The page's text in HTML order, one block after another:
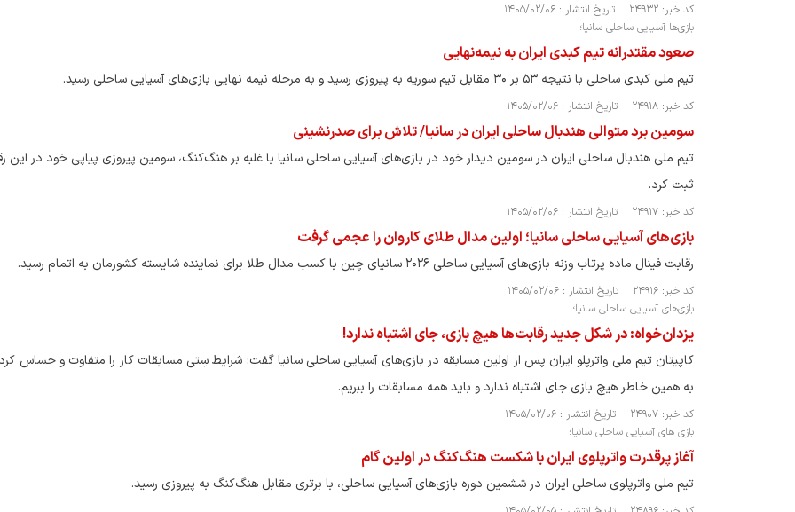
کد خبر: ۲۴۹۳۲ تاریخ انتشار : ۱۴۰۵/۰۲/۰۶
بازی‌ها آسیایی ساحلی سانیا؛
صعود مقتدرانه تیم کبدی ایران به نیمه‌نهایی
تیم ملی کبدی ساحلی با نتیجه ۵۳ بر ۳۰ مقابل تیم سوریه به پیروزی رسید و به مرحله نیمه نهایی بازی‌های آسیایی ساحلی رسید.
کد خبر: ۲۴۹۱۸ تاریخ انتشار : ۱۴۰۵/۰۲/۰۶
سومین برد متوالی هندبال ساحلی ایران در سانیا/ تلاش برای صدرنشینی
تیم ملی هندبال ساحلی ایران در سومین دیدار خود در بازی‌های آسیایی ساحلی سانیا با غلبه بر هنگ‌کنگ، سومین پیروزی پیاپی خود در این
ثبت کرد.
کد خبر: ۲۴۹۱۷ تاریخ انتشار : ۱۴۰۵/۰۲/۰۶
بازی‌های آسیایی ساحلی سانیا؛ اولین مدال طلای کاروان را عجمی گرفت
رقابت فینال ماده پرتاب وزنه بازی‌های آسیایی ساحلی ۲۰۲۶ سانیای چین با کسب مدال طلا برای نماینده شایسته کشورمان به اتمام رسید.
کد خبر: ۲۴۹۱۶ تاریخ انتشار : ۱۴۰۵/۰۲/۰۶
بازی‌های آسیایی ساحلی سانیا؛
یزدان‌خواه: در شکل جدید رقابت‌ها هیچ بازی‌، جای اشتباه ندارد!
کاپیتان تیم ملی واترپلو ایران پس از اولین مسابقه در بازی‌های آسیایی ساحلی سانیا گفت: شرایط سِتی مسابقات کار را متفاوت و حساس
به همین خاطر هیچ بازی‌ جای اشتباه ندارد و باید همه مسابقات را ببریم.
کد خبر: ۲۴۹۰۷ تاریخ انتشار : ۱۴۰۵/۰۲/۰۶
بازی های آسیایی ساحلی سانیا؛
آغاز پرقدرت واترپلوی ایران با شکست هنگ‌کنگ در اولین گام
تیم ملی واترپلوی ساحلی ایران در ششمین دوره بازی‌های آسیایی ساحلی، با برتری مقابل هنگ‌کنگ به پیروزی رسید.